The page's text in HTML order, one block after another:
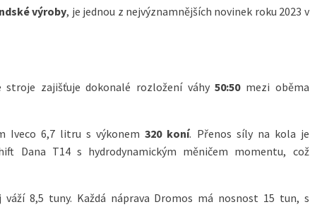
výroby, je jednou z nejvýznamnějších novinek roku 2023 v
stroje zajišťuje dokonalé rozložení váhy50:50mezi oběma
Iveco 6,7 litru s výkonem320 koní. Přenos síly na kola je
Dana T14 s hydrodynamickým měničem momentu, což
8,5 tuny. Každá náprava Dromos má nosnost 15 tun, s